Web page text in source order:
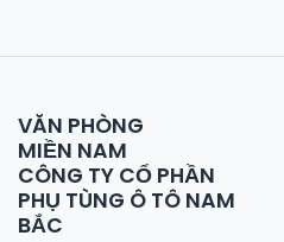
VĂN PHÒNG
MIỀN NAM
CÔNG TY CỔ PHẦN
PHỤ TÙNG Ô TÔ NAM
BẮC